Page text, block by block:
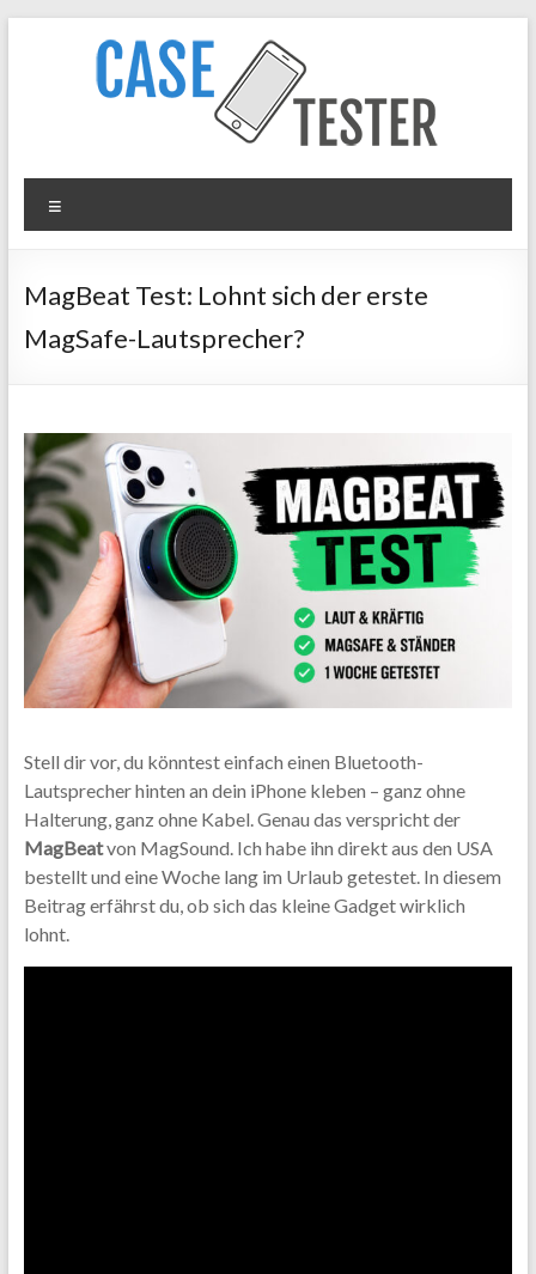
Case
Tester
Hüllen
&
MagBeat Test: Lohnt sich der erste
MagSafe-Lautsprecher?
Stell dir vor, du könntest einfach einen Bluetooth-
Lautsprecher hinten an dein iPhone kleben – ganz ohne
Halterung, ganz ohne Kabel. Genau das verspricht der
MagBeatvon MagSound. Ich habe ihn direkt aus den USA
bestellt und eine Woche lang im Urlaub getestet. In diesem
Beitrag erfährst du, ob sich das kleine Gadget wirklich
lohnt.